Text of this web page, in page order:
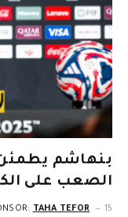
بنهاشم يطمئن
الصعب على
TAHA TEFOR 15 سبتمبر، 2025